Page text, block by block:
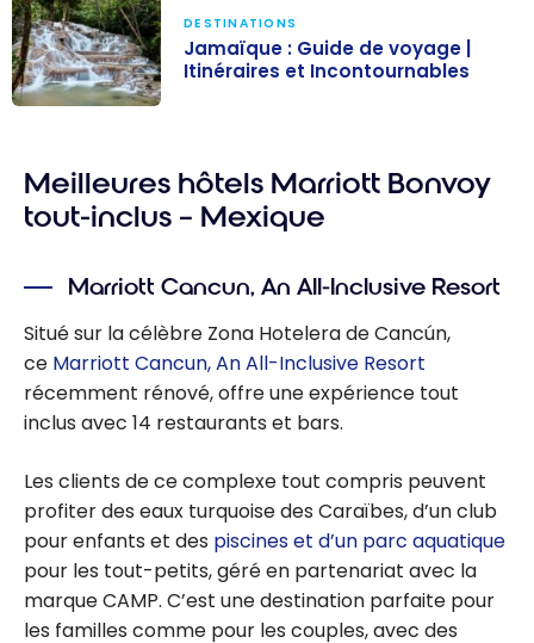
voyage |
Itinéraires et
DESTINATIONS
Jamaïque : Guide de voyage |
Itinéraires et Incontournables
Meilleures hôtels Marriott Bonvoy
tout-inclus – Mexique
Marriott Cancun, An All-Inclusive Resort
Situé sur la célèbre Zona Hotelera de Cancún,
ce Marriott Cancun, An All-Inclusive Resort
récemment rénové, offre une expérience tout
inclus avec 14 restaurants et bars.
Les clients de ce complexe tout compris peuvent
profiter des eaux turquoise des Caraïbes, d’un club
pour enfants et des piscines et d’un parc aquatique
pour les tout-petits, géré en partenariat avec la
marque CAMP. C’est une destination parfaite pour
les familles comme pour les couples, avec des